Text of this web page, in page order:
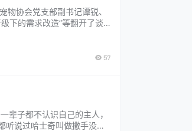
物协会党支部副书记谭锐、
下的需求改造”等翻开了谈
57
辈子都不认识自己的主人，
说过哈士奇叫做撒手没，